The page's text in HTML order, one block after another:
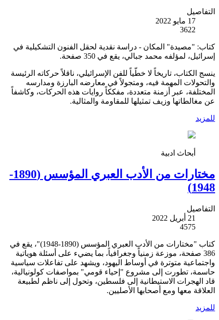
التفاصيل
17 مايو 2022
3622
كتاب: "مصيدة" المكان - دراسة نقدية لحقل الفنون التشكيلية في
إسرائيل، لمؤلفه محمد جبالي، يقع في 350 صفحة.
ينسج الكتاب، تاريخاً لا خطّياً للفن الإسرائيلي، ناقلاً حركاته الرئيسة
والتحولات المهمة فيه، ومتجولاً في معارضه البارزة ومدارسه
المختلفة، عبر أزمنة متعددة، مفككاً روايات هذه الحركات، وكاشفاً
عن مغالطاتها وزيف تمثيلها للمقاومة والمثالية.
للمزيد
أبحاث ادبية
مختارات من الأدب العبري المؤسس (1890-
1948)
التفاصيل
21 أبريل 2022
4575
كتاب "مختارات من الأدب العبري المؤسس (1890-1948)"، يقع في
386 صفحة، موزعة زمنياً وجغرافياً، بما يضيء على أسئلة هوياتية
واجتماعية متوترة في أوساط اليهود، ويشهد على تفاعلات سياسية
حاسمة، تطورت إلى مشروع "إحياء قومي" بمواصفات كولونيالية،
قاد الهجرات الاستيطانية إلى فلسطين، وتحول إلى ناظم لطبيعة
العلاقة معها ومع أصحابها الأصليين.
للمزيد